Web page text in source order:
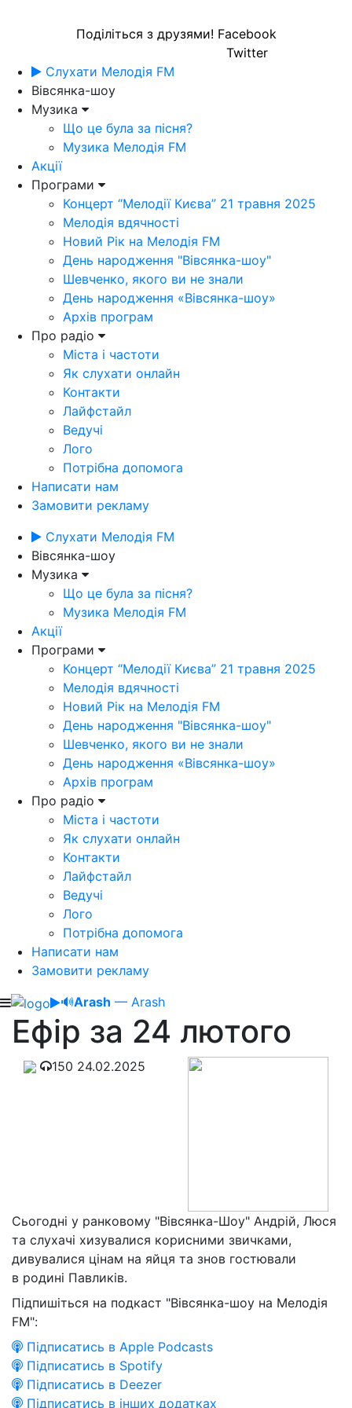
Поділіться з друзями! Facebook
Twitter
Слухати Мелодія FM
Вівсянка-шоу
Музика
Що це була за пісня?
Музика Мелодія FM
Акції
Програми
Концерт “Мелодії Києва” 21 травня 2025
Мелодія вдячності
Новий Рік на Мелодія FM
День народження "Вівсянка-шоу"
Шевченко, якого ви не знали
День народження «Вівсянка-шоу»
Архів програм
Про радіо
Міста і частоти
Як слухати онлайн
Контакти
Лайфстайл
Ведучі
Лого
Потрібна допомога
Написати нам
Замовити рекламу
Слухати Мелодія FM
Вівсянка-шоу
Музика
Що це була за пісня?
Музика Мелодія FM
Акції
Програми
Концерт “Мелодії Києва” 21 травня 2025
Мелодія вдячності
Новий Рік на Мелодія FM
День народження "Вівсянка-шоу"
Шевченко, якого ви не знали
День народження «Вівсянка-шоу»
Архів програм
Про радіо
Міста і частоти
Як слухати онлайн
Контакти
Лайфстайл
Ведучі
Лого
Потрібна допомога
Написати нам
Замовити рекламу
🔊Arash — Arash
Ефір за 24 лютого
150 24.02.2025
Сьогодні у ранковому "Вівсянка-Шоу" Андрій, Люся
та слухачі хизувалися корисними звичками,
дивувалися цінам на яйця та знов гостювали
в родині Павликів.
Підпишіться на подкаст "Вівсянка-шоу на Мелодія
FM":
Підписатись в Apple Podcasts
Підписатись в Spotify
Підписатись в Deezer
Підписатись в інших додатках